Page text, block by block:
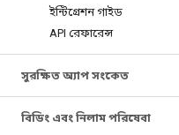
ইন্টিগ্রেশন গাইড
API রেফারেন্স
সুরক্ষিত অ্যাপ সংকেত
বিডিং এবং নিলাম পরিষেবা